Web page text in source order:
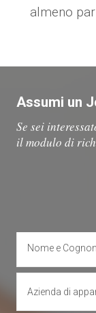
almeno
Assumi un
Se sei
il modulo di